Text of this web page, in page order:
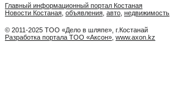
Главный информационный портал Костаная
Новости Костаная объявления авто недвижимость
© 2011-2025 ТОО «Дело в шляпе», г.Костанай
Разработка портала ТОО «Аксон» www.axon.kz